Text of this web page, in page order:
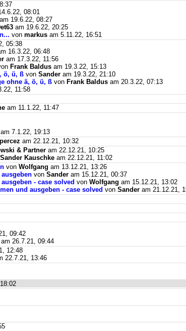
08:01
am 19.6.22, 08:27
am 19.6.22, 20:25
von markus am 5.11.22, 16:51
05:38
16.3.22, 06:48
am 17.3.22, 11:56
Frank Baldus am 19.3.22, 15:13
ö, ü, ß von Sander am 19.3.22, 21:10
ohne ä, ö, ü, ß von Frank Baldus am 20.3.22, 07:13
11:58
am 11.1.22, 11:47
am 7.1.22, 19:13
am 22.12.21, 10:32
& Partner am 22.12.21, 10:25
Sander Kauschke am 22.12.21, 11:02
von Wolfgang am 13.12.21, 13:26
von Sander am 15.12.21, 00:37
- case solved von Wolfgang am 15.12.21, 13:02
und ausgeben - case solved von Sander am 21.12.21,
09:42
am 26.7.21, 09:44
12:48
22.7.21, 13:46